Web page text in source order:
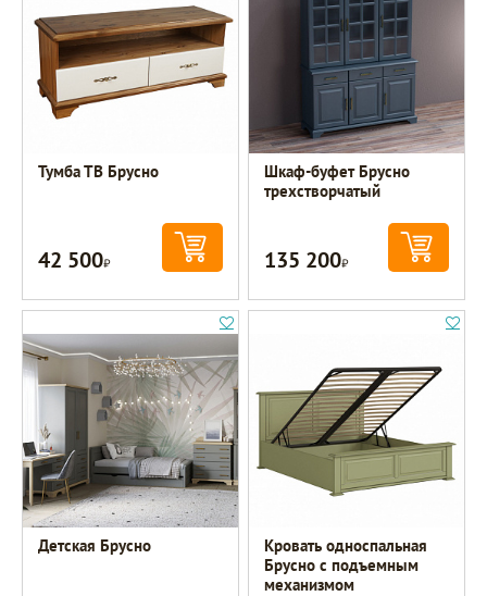
Тумба ТВ Брусно
42 500Р
Шкаф-буфет Брусно
трехстворчатый
135 200Р
Детская Брусно
Кровать односпальная
Брусно с подъемным
механизмом